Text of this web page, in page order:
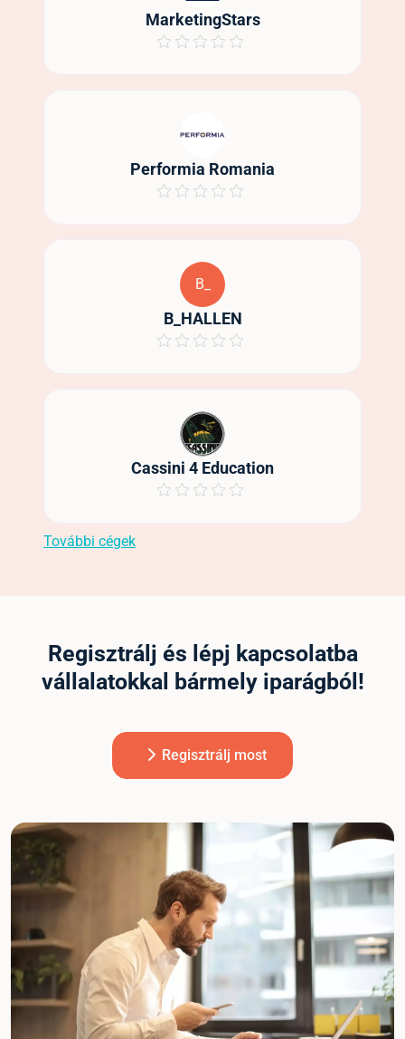
MarketingStars
Performia Romania
B_
B_HALLEN
Cassini 4 Education
További cégek
Regisztrálj és lépj kapcsolatba
vállalatokkal bármely iparágból!
Regisztrálj most